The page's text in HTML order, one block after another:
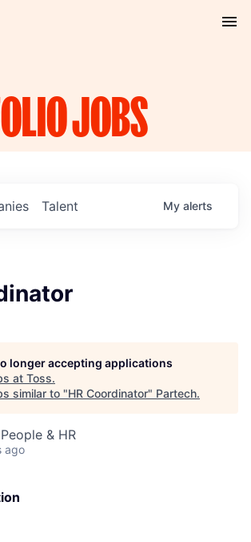
JOBS
Talent My alerts
longer accepting applications
at Toss.
similar to "HR Coordinator" Partech.
& HR
ago